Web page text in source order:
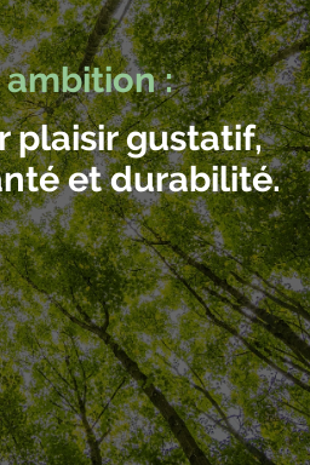
:
plaisir gustatif,
et durabilité.